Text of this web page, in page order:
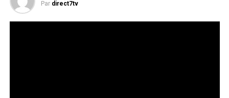
Par direct7tv